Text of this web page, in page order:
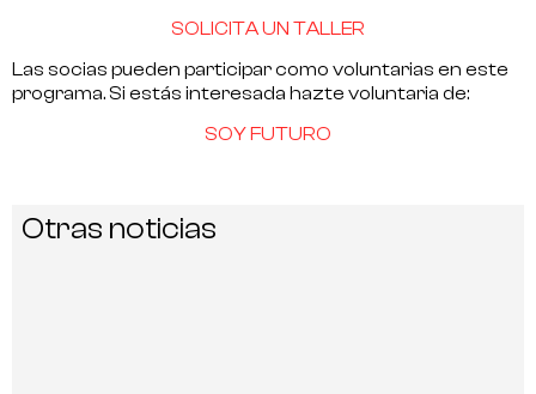
SOLICITA UN TALLER
Las socias pueden participar como voluntarias en este
programa. Si estás interesada hazte voluntaria de:
SOY FUTURO
Otras noticias